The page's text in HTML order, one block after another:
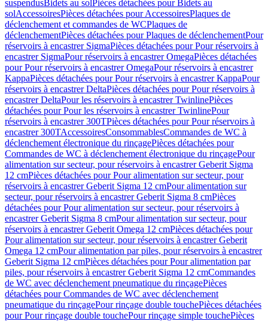
suspendusBidets au solPièces détachées pour Bidets au
solAccessoiresPièces détachées pour AccessoiresPlaques de
déclenchement et commandes de WCPlaques de
déclenchementPièces détachées pour Plaques de déclenchementPour
réservoirs à encastrer SigmaPièces détachées pour Pour réservoirs à
encastrer SigmaPour réservoirs à encastrer OmegaPièces détachées
pour Pour réservoirs à encastrer OmegaPour réservoirs à encastrer
KappaPièces détachées pour Pour réservoirs à encastrer KappaPour
réservoirs à encastrer DeltaPièces détachées pour Pour réservoirs à
encastrer DeltaPour les réservoirs à encastrer TwinlinePièces
détachées pour Pour les réservoirs à encastrer TwinlinePour
réservoirs à encastrer 300TPièces détachées pour Pour réservoirs à
encastrer 300TAccessoiresConsommablesCommandes de WC à
déclenchement électronique du rinçagePièces détachées pour
Commandes de WC à déclenchement électronique du rinçagePour
alimentation sur secteur, pour réservoirs à encastrer Geberit Sigma
12 cmPièces détachées pour Pour alimentation sur secteur, pour
réservoirs à encastrer Geberit Sigma 12 cmPour alimentation sur
secteur, pour réservoirs à encastrer Geberit Sigma 8 cmPièces
détachées pour Pour alimentation sur secteur, pour réservoirs à
encastrer Geberit Sigma 8 cmPour alimentation sur secteur, pour
réservoirs à encastrer Geberit Omega 12 cmPièces détachées pour
Pour alimentation sur secteur, pour réservoirs à encastrer Geberit
Omega 12 cmPour alimentation par piles, pour réservoirs à encastrer
Geberit Sigma 12 cmPièces détachées pour Pour alimentation par
piles, pour réservoirs à encastrer Geberit Sigma 12 cmCommandes
de WC avec déclenchement pneumatique du rinçagePièces
détachées pour Commandes de WC avec déclenchement
pneumatique du rinçagePour rinçage double touchePièces détachées
pour Pour rinçage double touchePour rinçage simple touchePièces